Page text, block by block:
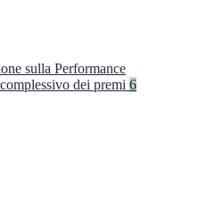
sulla Performance
dei premi 6